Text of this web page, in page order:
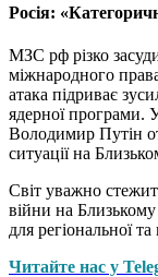
Росія:
МЗС рф різко
міжнародного
атака підриває
ядерної програми.
Володимир Путін
ситуації на
Світ уважно
війни на
для регіональної
Читайте нас у